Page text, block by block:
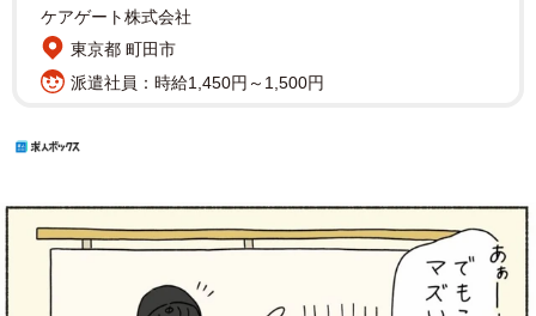
ケアゲート株式会社
東京都 町田市
派遣社員：時給1,450円～1,500円